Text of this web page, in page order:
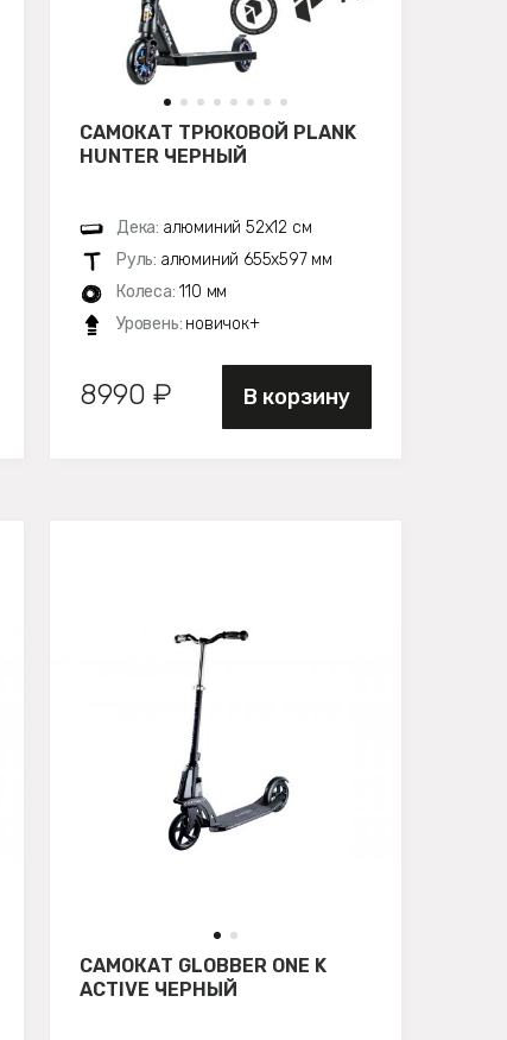
САМОКАТ ТРЮКОВОЙ PLANK
HUNTER ЧЕРНЫЙ
Дека: алюминий 52х12 см
Руль: алюминий 655х597 мм
Колеса: 110 мм
Уровень: новичок+
8990 ₽ В корзину
САМОКАТ GLOBBER ONE K
ACTIVE ЧЕРНЫЙ